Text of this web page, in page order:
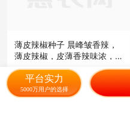
薄皮辣椒种子 晨峰皱香辣，
薄皮辣椒，皮薄香辣味浓，坐
果多，采收期长。
40.00 /包 成交240元
平台实力
5000万用户的选择